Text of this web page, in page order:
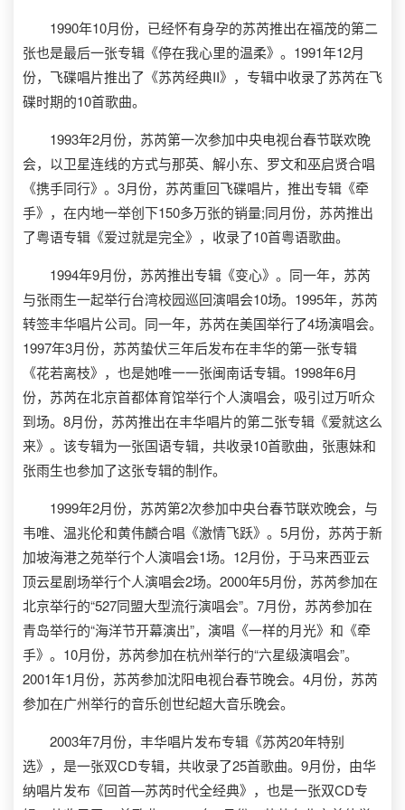
1990年10月份，已经怀有身孕的苏芮推出在福茂的第二
张也是最后一张专辑《停在我心里的温柔》。1991年12月
份，飞碟唱片推出了《苏芮经典II》，专辑中收录了苏芮在飞
碟时期的10首歌曲。
1993年2月份，苏芮第一次参加中央电视台春节联欢晚
会，以卫星连线的方式与那英、解小东、罗文和巫启贤合唱
《携手同行》。3月份，苏芮重回飞碟唱片，推出专辑《牵
手》，在内地一举创下150多万张的销量;同月份，苏芮推出
了粤语专辑《爱过就是完全》，收录了10首粤语歌曲。
1994年9月份，苏芮推出专辑《变心》。同一年，苏芮
与张雨生一起举行台湾校园巡回演唱会10场。1995年，苏芮
转签丰华唱片公司。同一年，苏芮在美国举行了4场演唱会。
1997年3月份，苏芮蛰伏三年后发布在丰华的第一张专辑
《花若离枝》，也是她唯一一张闽南话专辑。1998年6月
份，苏芮在北京首都体育馆举行个人演唱会，吸引过万听众
到场。8月份，苏芮推出在丰华唱片的第二张专辑《爱就这么
来》。该专辑为一张国语专辑，共收录10首歌曲，张惠妹和
张雨生也参加了这张专辑的制作。
1999年2月份，苏芮第2次参加中央台春节联欢晚会，与
韦唯、温兆伦和黄伟麟合唱《激情飞跃》。5月份，苏芮于新
加坡海港之苑举行个人演唱会1场。12月份，于马来西亚云
顶云星剧场举行个人演唱会2场。2000年5月份，苏芮参加在
北京举行的“527同盟大型流行演唱会”。7月份，苏芮参加在
青岛举行的“海洋节开幕演出”，演唱《一样的月光》和《牵
手》。10月份，苏芮参加在杭州举行的“六星级演唱会”。
2001年1月份，苏芮参加沈阳电视台春节晚会。4月份，苏芮
参加在广州举行的音乐创世纪超大音乐晚会。
2003年7月份，丰华唱片发布专辑《苏芮20年特别
选》，是一张双CD专辑，共收录了25首歌曲。9月份，由华
纳唱片发布《回首—苏芮时代全经典》，也是一张双CD专